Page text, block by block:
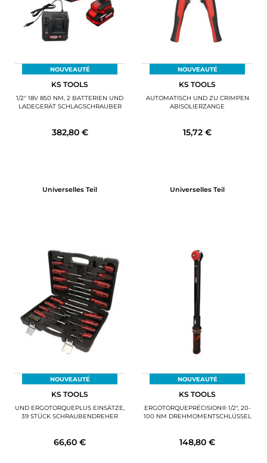
NOUVEAUTÉ
KS TOOLS
1/2'' 18V 850 NM, 2 BATTERIEN UND
LADEGERÄT SCHLAGSCHRAUBER
382,80 €
Universelles Teil
NOUVEAUTÉ
KS TOOLS
AUTOMATISCH UND ZU CRIMPEN
ABISOLIERZANGE
15,72 €
Universelles Teil
NOUVEAUTÉ
KS TOOLS
UND ERGOTORQUEPLUS EINSÄTZE,
39 STÜCK SCHRAUBENDREHER
66,60 €
NOUVEAUTÉ
KS TOOLS
ERGOTORQUEPRÉCISION® 1/2'', 20-
100 NM DREHMOMENTSCHLÜSSEL
148,80 €